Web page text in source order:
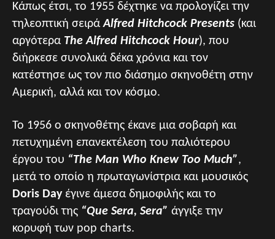
Κάπως έτσι, το 1955 δέχτηκε να προλογίζει την
τηλεοπτική σειράAlfred Hitchcock Presents (και
αργότερα The Alfred Hitchcock Hour), που
διήρκεσε συνολικά δέκα χρόνια και τον
κατέστησε ως τον πιο διάσημο σκηνοθέτη στην
Αμερική, αλλά και τον κόσμο.
Το 1956 ο σκηνοθέτης έκανε μια σοβαρή και
πετυχημένη επανεκτέλεση του παλιότερου
έργου του “The Man Who Knew Too Much”,
μετά το οποίο η πρωταγωνίστρια και μουσικός
Doris Dayέγινε άμεσα δημοφιλής και το
τραγούδι της “Que Sera, Sera” άγγιξε την
κορυφή των pop charts.